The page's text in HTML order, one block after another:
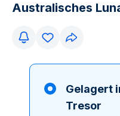
Australisches
Gelagert
Tresor